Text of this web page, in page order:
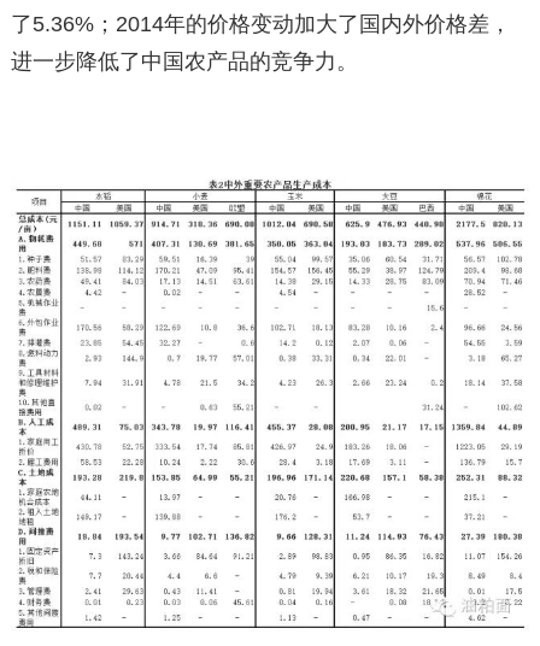
了5.36%；2014年的价格变动加大了国内外价格差，
进一步降低了中国农产品的竞争力。